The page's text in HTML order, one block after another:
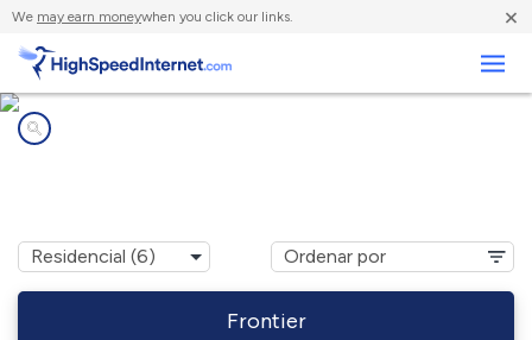
We may earn moneywhen you click our links. ×
Frontier